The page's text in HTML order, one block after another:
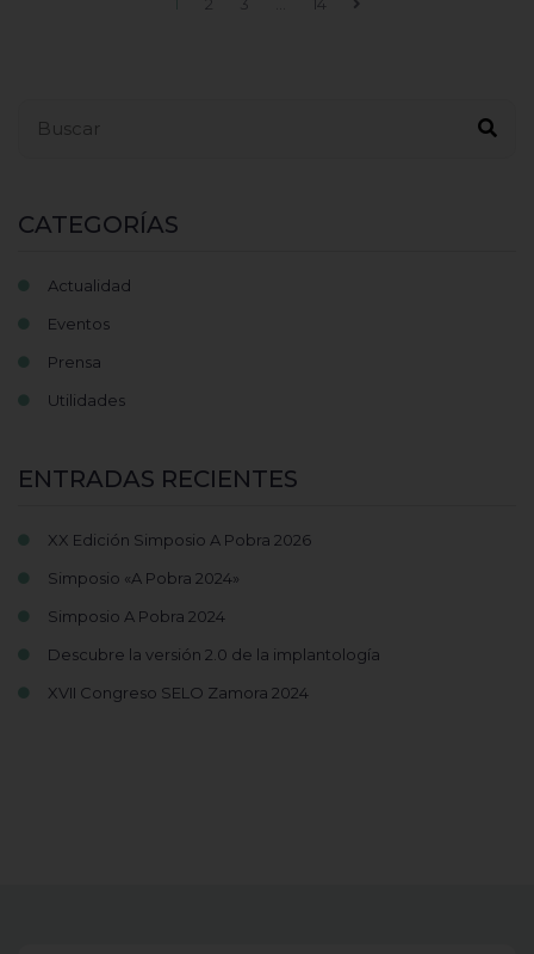
1 2 3 14
CATEGORÍAS
Actualidad
Eventos
Prensa
Utilidades
ENTRADAS RECIENTES
XX Edición Simposio A Pobra 2026
Simposio «A Pobra 2024»
Simposio A Pobra 2024
Descubre la versión 2.0 de la implantología
XVII Congreso SELO Zamora 2024